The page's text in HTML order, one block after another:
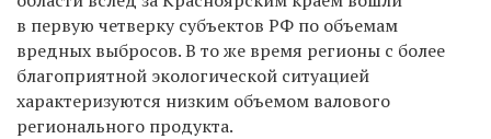
в первую четверку субъектов РФ по объемам
вредных выбросов. В то же время регионы с более
благоприятной экологической ситуацией
характеризуются низким объемом валового
регионального продукта.